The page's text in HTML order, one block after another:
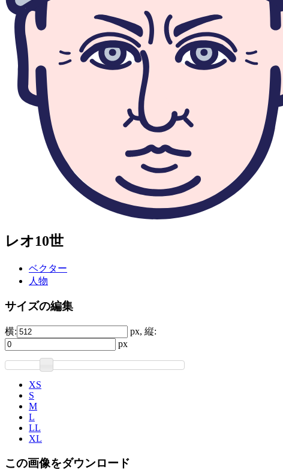
レオ10世
ベクター
人物
サイズの編集
横:
px, 縦:
px
XS
S
M
L
LL
XL
この画像をダウンロード